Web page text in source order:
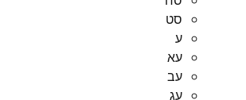
סט
ע
עא
עב
עג